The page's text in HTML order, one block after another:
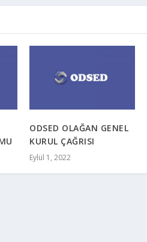
ODSED OLAĞAN GENEL
KURUL ÇAĞRISI
Eylül 1, 2022